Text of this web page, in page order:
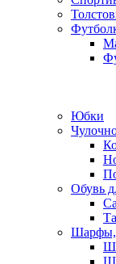
Юбки
Обувь
Шарфы,